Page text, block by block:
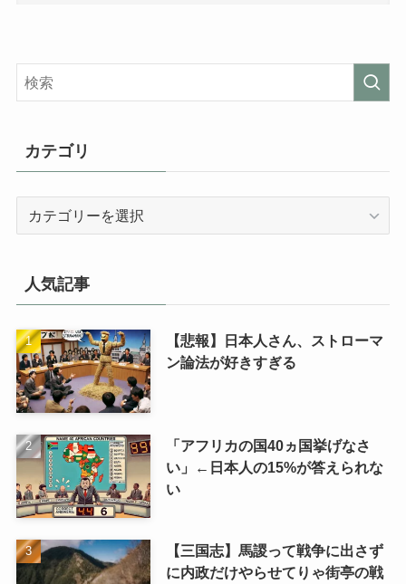
カテゴリ
人気記事
【悲報】日本人さん、ストローマ
ン論法が好きすぎる
「アフリカの国40ヵ国挙げなさ
い」←日本人の15%が答えられな
い
【三国志】馬謖って戦争に出さず
に内政だけやらせてりゃ街亭の戦